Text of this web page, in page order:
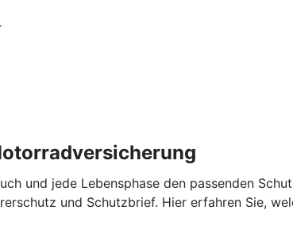
und jede Lebensphase den passenden
und Schutzbrief. Hier erfahren Sie,